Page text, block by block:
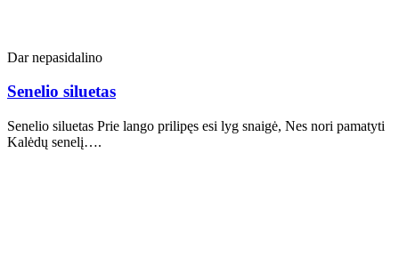
Dar nepasidalino
Senelio siluetas
Senelio siluetas Prie lango prilipęs esi lyg snaigė, Nes nori pamatyti
Kalėdų senelį….